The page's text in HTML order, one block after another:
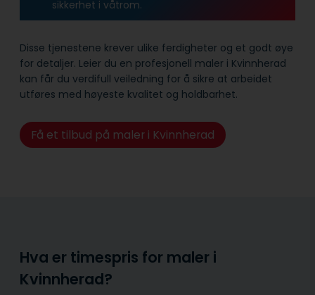
sikkerhet i våtrom.
Disse tjenestene krever ulike ferdigheter og et godt øye
for detaljer. Leier du en profesjonell maler i Kvinnherad
kan får du verdifull veiledning for å sikre at arbeidet
utføres med høyeste kvalitet og holdbarhet.
Få et tilbud på maler i Kvinnherad
Hva er timespris for maler i
Kvinnherad?